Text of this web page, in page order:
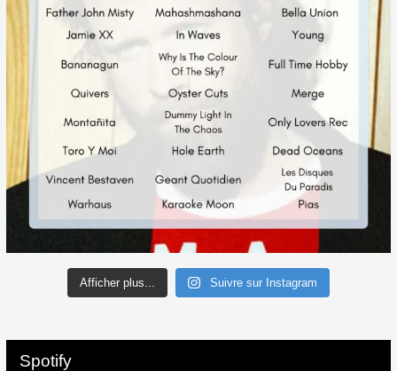
Afficher plus... Suivre sur Instagram
Spotify